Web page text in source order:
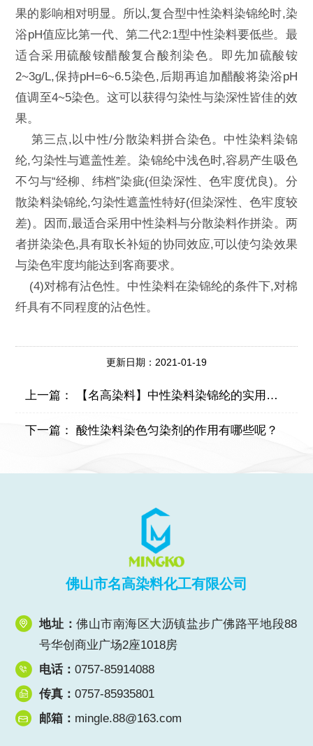
果的影响相对明显。所以,复合型中性染料染锦纶时,染
浴pH值应比第一代、第二代2:1型中性染料要低些。最
适合采用硫酸铵醋酸复合酸剂染色。即先加硫酸铵
2~3g/L,保持pH=6~6.5染色,后期再追加醋酸将染浴pH
值调至4~5染色。这可以获得匀染性与染深性皆佳的效
果。
第三点,以中性/分散染料拼合染色。中性染料染锦
纶,匀染性与遮盖性差。染锦纶中浅色时,容易产生吸色
不匀与“经柳、纬档”染疵(但染深性、色牢度优良)。分
散染料染锦纶,匀染性遮盖性特好(但染深性、色牢度较
差)。因而,最适合采用中性染料与分散染料作拼染。两
者拼染染色,具有取长补短的协同效应,可以使匀染效果
与染色牢度均能达到客商要求。
(4)对棉有沾色性。中性染料在染锦纶的条件下,对棉
纤具有不同程度的沾色性。
更新日期：2021-01-19
上一篇： 【名高染料】中性染料染锦纶的实用工艺
下一篇： 酸性染料染色匀染剂的作用有哪些呢？
佛山市名高染料化工有限公司
地址：佛山市南海区大沥镇盐步广佛路平地段88
号华创商业广场2座1018房
电话：0757-85914088
传真：0757-85935801
邮箱： mingle.88@163.com